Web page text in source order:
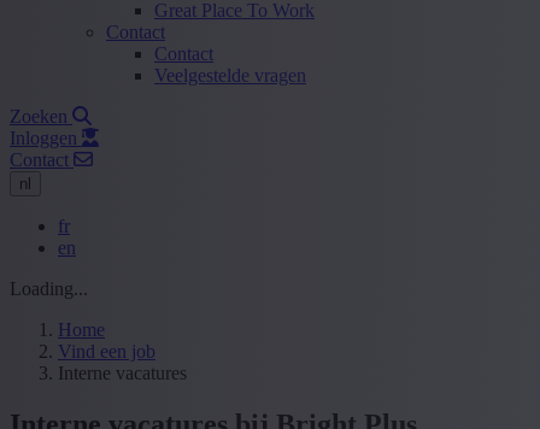
Great Place To Work
Contact
Contact
Veelgestelde vragen
Zoeken
Inloggen
Contact
nl
fr
en
Loading...
Home
Vind een job
Interne vacatures